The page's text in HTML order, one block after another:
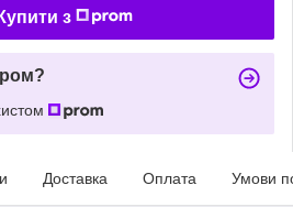
Купити з
Доставка Оплата Умови